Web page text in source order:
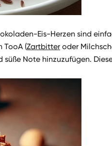
Eis-Herzen sind
TooA (Zartbitter oder
Note hinzuzufügen.